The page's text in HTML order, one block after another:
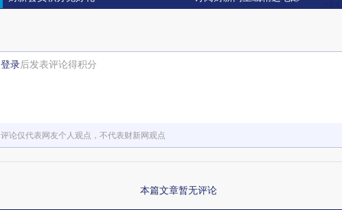
登录后发表评论得积分
评论仅代表网友个人观点，不代表财新网观点
本篇文章暂无评论